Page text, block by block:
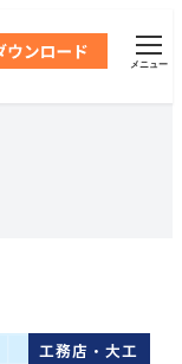
メニュー
工務店・大工